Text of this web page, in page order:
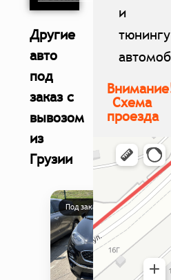
Другие
авто
под
заказ с
вывозом
из
Грузии
Под заказ
и
тюнингу
Схема
проезда